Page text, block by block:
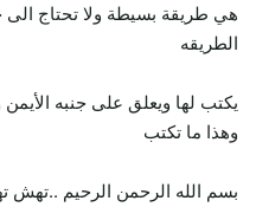
هي طريقة بسيطة ولا تحتاج الى
الطريقه
يكتب لها ويعلق على جنبه الأيمن
وهذا ما تكتب
بسم الله الرحمن الرحيم